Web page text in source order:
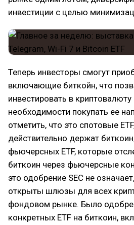
инвестиции с целью
Теперь инвесторы смогут
включающие биткойн, что
инвестировать в криптовалюту
необходимости покупать ее
отметить, что это спотовые
действительно держат
фьючерсных ETF, которые
биткоин через фьючерсные
это одобрение SEC не
открыты шлюзы для всех
фондовом рынке. Было
конкретных ETF на биткоин,